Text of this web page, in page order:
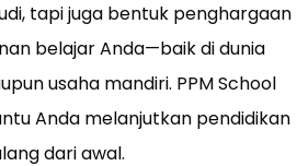
tapi juga bentuk penghargaan
belajar Anda—baik di dunia
usaha mandiri. PPM School
Anda melanjutkan pendidikan
dari awal.